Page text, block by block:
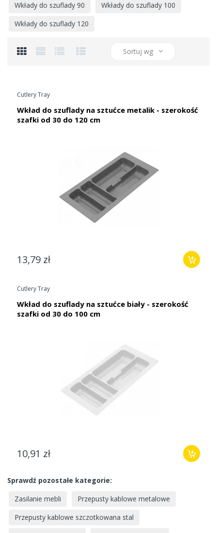
Wkłady do szuflady 90
Wkłady do szuflady 100
Wkłady do szuflady 120
Sortuj wg
Cutlery Tray
Wkład do szuflady na sztućce metalik - szerokość
szafki od 30 do 120 cm
13,79 zł
Cutlery Tray
Wkład do szuflady na sztućce biały - szerokość
szafki od 30 do 100 cm
10,91 zł
Sprawdź pozostałe kategorie:
Zasilanie mebli
Przepusty kablowe metalowe
Przepusty kablowe szczotkowana stal